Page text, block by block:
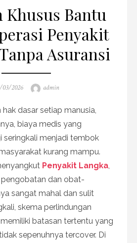
Khusus Bantu
Penyakit
Asuransi
03/2026 Author
admin
dasar setiap manusia,
biaya medis yang
menjadi tembok
kurang mampu.
Penyakit Langka
dan obat-
sangat mahal dan sulit
skema perlindungan
batasan tertentu yang
sepenuhnya tercover. Di